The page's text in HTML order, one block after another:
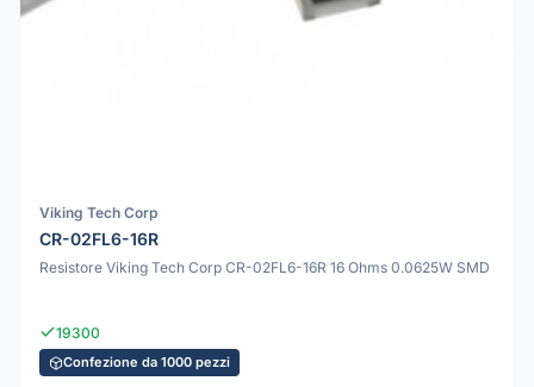
Viking Tech Corp
CR-02FL6-16R
Resistore Viking Tech Corp CR-02FL6-16R 16 Ohms 0.0625W SMD
19300
Confezione da 1000 pezzi